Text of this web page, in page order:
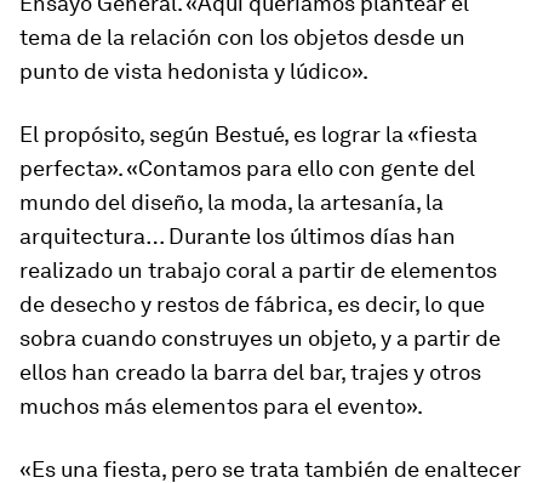
tema de la relación con los objetos desde un
punto de vista hedonista y lúdico».
El propósito, según Bestué, es lograr la «fiesta
perfecta». «Contamos para ello con gente del
mundo del diseño, la moda, la artesanía, la
arquitectura… Durante los últimos días han
realizado un trabajo coral a partir de elementos
de desecho y restos de fábrica, es decir, lo que
sobra cuando construyes un objeto, y a partir de
ellos han creado la barra del bar, trajes y otros
muchos más elementos para el evento».
«Es una fiesta, pero se trata también de enaltecer